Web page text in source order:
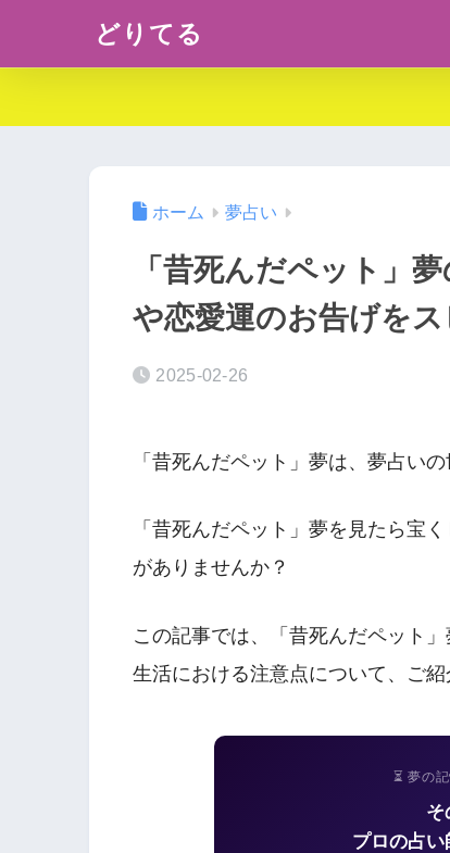
どりてる
ホーム 夢占い
「昔死んだペット」
や恋愛運のお告げを
2025-02-26
「昔死んだペット」夢は、夢占い
「昔死んだペット」夢を見たら宝
がありませんか？
この記事では、「昔死んだペット
生活における注意点について、ご紹
⏳ 夢の
そ
プロの占い